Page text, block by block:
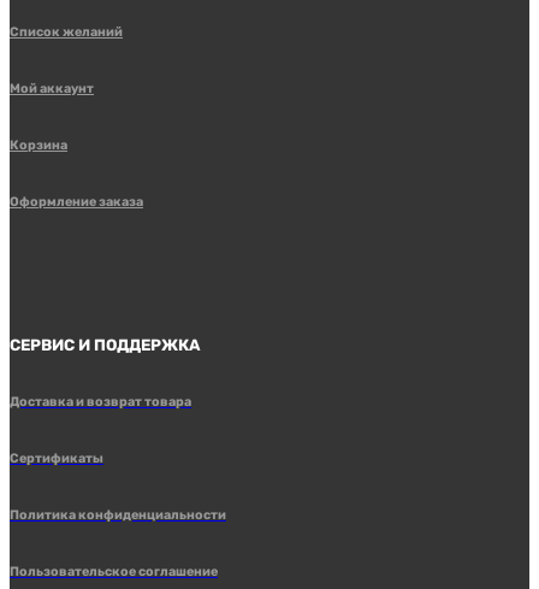
Список желаний
Мой аккаунт
Корзина
Оформление заказа
СЕРВИС И ПОДДЕРЖКА
Доставка и возврат товара
Сертификаты
Политика конфиденциальности
Пользовательское соглашение